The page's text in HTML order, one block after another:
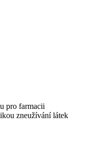
pro farmacii
zneužívání látek